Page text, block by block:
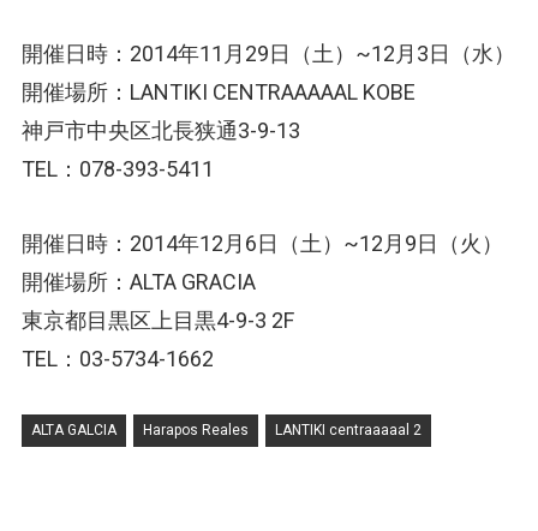
開催日時：2014年11月29日（土）~12月3日（水）
開催場所：LANTIKI CENTRAAAAAL KOBE
神戸市中央区北長狭通3-9-13
TEL：078-393-5411
開催日時：2014年12月6日（土）~12月9日（火）
開催場所：ALTA GRACIA
東京都目黒区上目黒4-9-3 2F
TEL：03-5734-1662
ALTA GALCIA Harapos Reales LANTIKI centraaaaal 2